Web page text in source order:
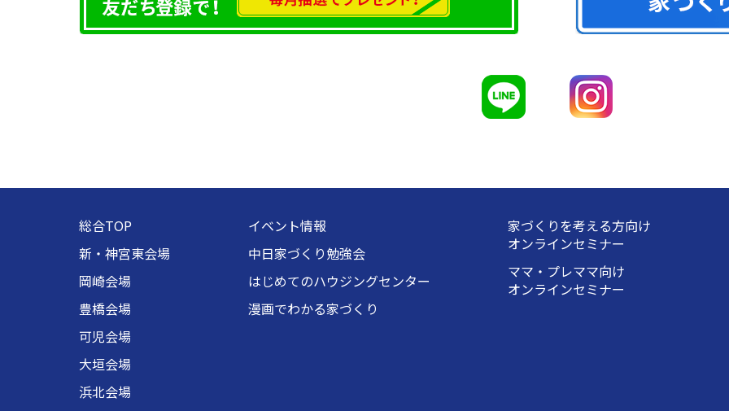
総合TOP
新・神宮東会場
岡崎会場
豊橋会場
可児会場
大垣会場
浜北会場
イベント情報
中日家づくり勉強会
はじめてのハウジングセンター
漫画でわかる家づくり
家づくりを考える方向け
オンラインセミナー
ママ・プレママ向け
オンラインセミナー